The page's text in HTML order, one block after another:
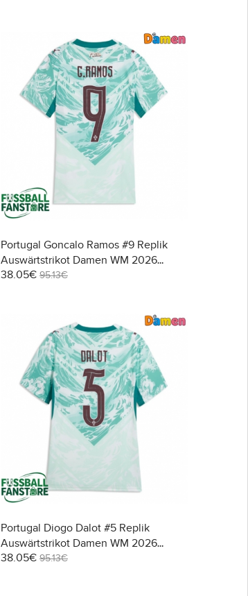
Portugal Goncalo Ramos #9 Replik
Auswärtstrikot Damen WM 2026
Kurzarm
38.05€ 95.13€
Portugal Diogo Dalot #5 Replik
Auswärtstrikot Damen WM 2026
Kurzarm
38.05€ 95.13€